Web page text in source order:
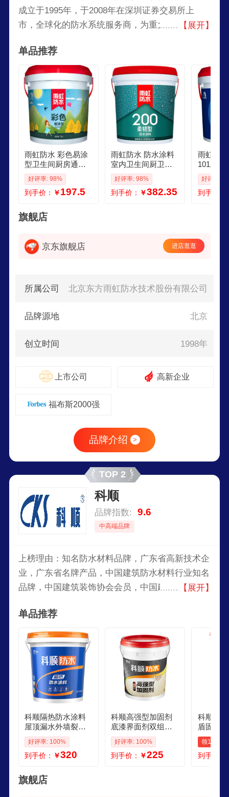
成立于1995年，于2008年在深圳证券交易所上
市，全球化的防水系统服务商，为重大基础设施建
的防水系统解决方案。以主营防水业务为核心延伸
上下游及相关产业链，业务领域涉及建筑防水、节
能保温、民用建材、非织造布、建筑涂料、建筑修
缮、特种砂浆、建筑粉​。
【展开】
单品推荐
雨虹防水 彩色易涂
型卫生间厨房通用
墙面防水材料 彩色1
7kg
好评率: 98%
到手价： ￥197.5
雨虹防水 防水涂料
室内卫生间厨卫墙
地通用柔韧型补漏
防漏防水材料通用
型 200金标柔韧地
好评率: 98%
到手价： ￥382.35
雨虹防
101卫生
G102厨
通用
G102高
好评率:
到手价：
旗舰店
京东旗舰店 进店逛逛
所属公司 北京东方雨虹防水技术股份有限公司
品牌源地 北京
创立时间 1998年
上市公司 高新企业
福布斯2000强
品牌介绍 >
TOP 2
科顺
品牌指数: 9.6
中高端品牌
上榜理由：知名防水材料品牌，广东省高新技术企
业，广东省名牌产品，中国建筑防水材料行业知名
品牌，中国建筑装饰协会会员，中国建筑防水协会
业之一。
【展开】
单品推荐
科顺隔热防水涂料
屋顶漏水外墙裂缝
彩钢瓦外露型防水
胶防水材料大品牌
灰色40斤 约刷20平
好评率: 100%
到手价： ￥320
科顺高强型加固剂
底漆界面剂双组分
防水材料防水胶 灰
色 18kg 323238cm
好评率: 100%
到手价： ￥225
科顺
盾固101
结晶型
下室防
广东省
领15元券
到手价：
旗舰店